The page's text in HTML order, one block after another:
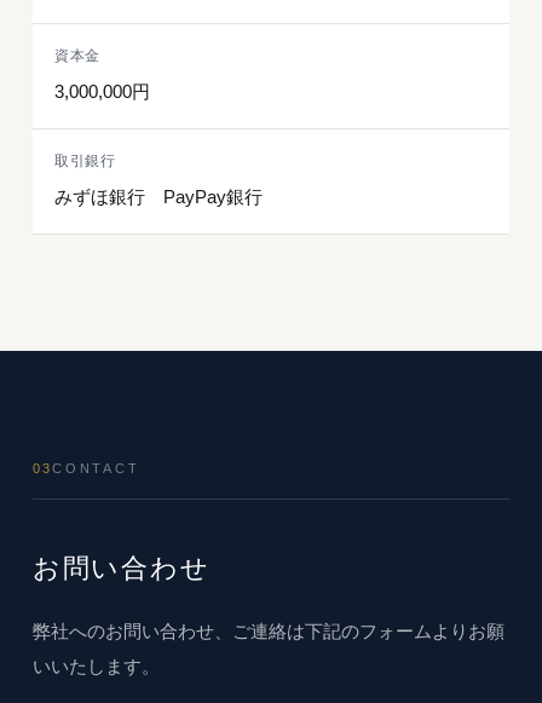
資本金
3,000,000円
取引銀行
みずほ銀行 PayPay銀行
03CONTACT
お問い合わせ
弊社へのお問い合わせ、ご連絡は下記のフォームよりお願
いいたします。